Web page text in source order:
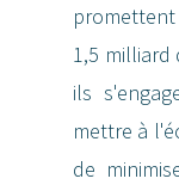
1,5 milliard
ils
mettre à
de